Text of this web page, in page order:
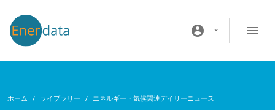
account_circle
ホーム ライブラリー エネルギー・気候関連デイリーニュース